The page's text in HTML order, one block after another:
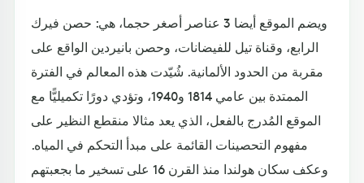
ويضم الموقع أيضا 3 عناصر أصغر حجما، هي: حصن فيرك
الرابع، وقناة تيل للفيضانات، وحصن بانيردين الواقع على
مقربة من الحدود الألمانية. شُيّدت هذه المعالم في الفترة
الممتدة بين عامي 1814 و1940، وتؤدي دورًا تكميليًّا مع
الموقع المُدرج بالفعل، الذي يعد مثالا منقطع النظير على
مفهوم التحصينات القائمة على مبدأ التحكم في المياه.
وعكف سكان هولندا منذ القرن 16 على تسخير ما بجعبتهم